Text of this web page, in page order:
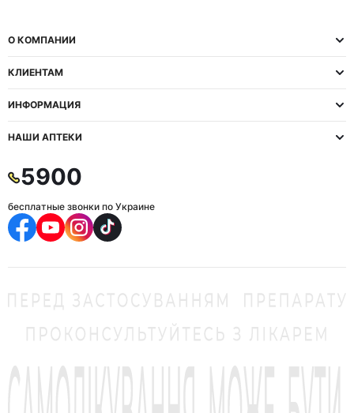
О КОМПАНИИ
КЛИЕНТАМ
ИНФОРМАЦИЯ
НАШИ АПТЕКИ
5900
бесплатные звонки по Украине